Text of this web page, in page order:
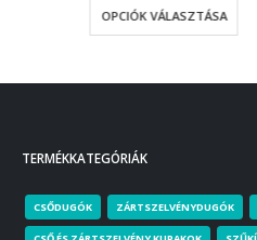
OPCIÓK VÁLASZTÁSA
TERMÉKKATEGÓRIÁK
CSŐDUGÓK ZÁRTSZELVÉNYDUGÓK